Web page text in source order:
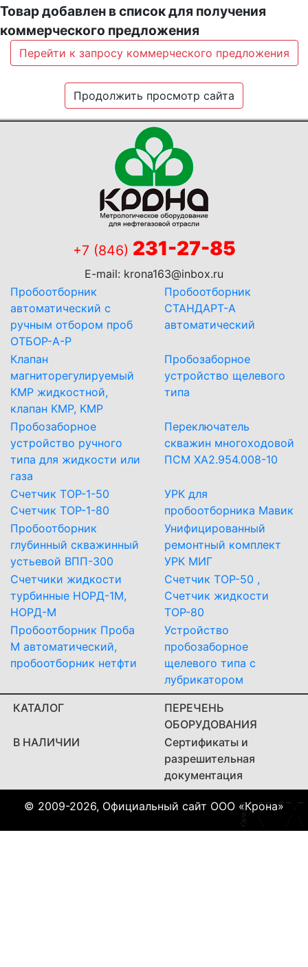
Товар добавлен в список для получения
коммерческого предложения
Перейти к запросу коммерческого предложения
Продолжить просмотр сайта
+7 (846) 231-27-85
E-mail: krona163@inbox.ru
Пробоотборник
автоматический с
ручным отбором проб
ОТБОР-А-Р
Пробоотборник
СТАНДАРТ-А
автоматический
Клапан
магниторегулируемый
КМР жидкостной,
клапан КМР, КМР
Пробозаборное
устройство щелевого
типа
Пробозаборное
устройство ручного
типа для жидкости или
газа
Переключатель
скважин многоходовой
ПСМ ХА2.954.008-10
Счетчик ТОР-1-50
Счетчик ТОР-1-80
УРК для
пробоотборника Мавик
Пробоотборник
глубинный скважинный
устьевой ВПП-300
Унифицированный
ремонтный комплект
УРК МИГ
Счетчики жидкости
турбинные НОРД-1М,
НОРД-М
Счетчик ТОР-50 ,
Счетчик жидкости
ТОР-80
Пробоотборник Проба
М автоматический,
пробоотборник нетфти
Устройство
пробозаборное
щелевого типа с
лубрикатором
КАТАЛОГ
ПЕРЕЧЕНЬ
ОБОРУДОВАНИЯ
В НАЛИЧИИ
Сертификаты и
разрешительная
документация
© 2009-2026, Официальный сайт ООО «Крона»